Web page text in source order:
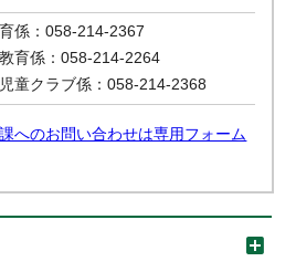
係：058-214-2367
育係：058-214-2264
童クラブ係：058-214-2368
へのお問い合わせは専用フォーム